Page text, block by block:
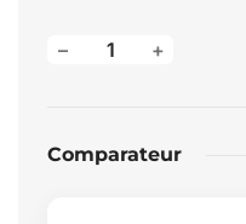
+
–
Comparateur